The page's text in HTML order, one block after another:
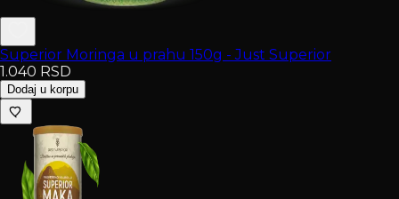
Superior Moringa u prahu 150g - Just Superior
1.040 RSD
Dodaj u korpu